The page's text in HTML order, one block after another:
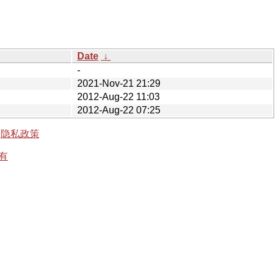
Date ↓
-
2021-Nov-21 21:29
2012-Aug-22 11:03
2012-Aug-22 07:25
隐私政策